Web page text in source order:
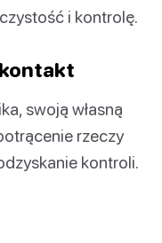
i kontrolę.
swoją własną
rzeczy
kontroli.